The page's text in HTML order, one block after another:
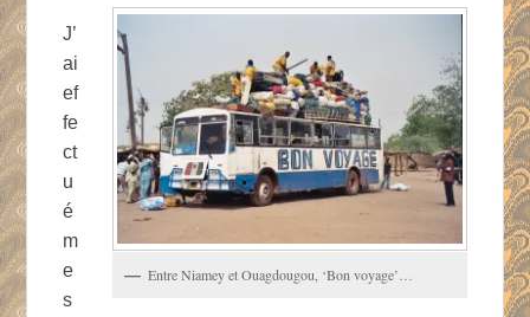
Entre Niamey et Ouagdougou, ‘Bon voyage’…
J’
ai
ef
fe
ct
u
é
m
e
s